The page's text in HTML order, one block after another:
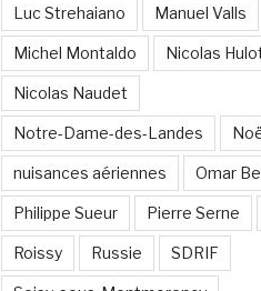
Luc Strehaiano Manuel Valls
Michel Montaldo Nicolas
Nicolas Naudet
Notre-Dame-des-Landes
nuisances aériennes Omar
Philippe Sueur Pierre Serne
Roissy Russie SDRIF